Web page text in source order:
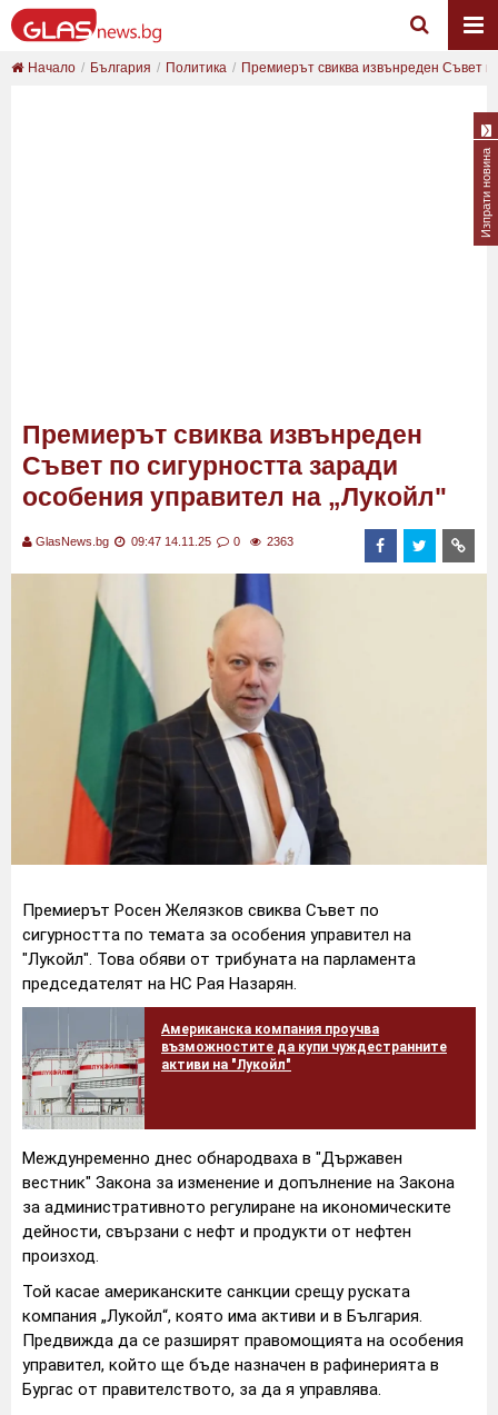
Начало България Политика Премиерът свиква извънреден Съвет
Премиерът свиква извънреден
Съвет по сигурността заради
особения управител на „Лукойл"
GlasNews.bg 09:47 14.11.25 0 2363
Премиерът Росен Желязков свиква Съвет по
сигурността по темата за особения управител на
"Лукойл". Това обяви от трибуната на парламента
председателят на НС Рая Назарян.
Американска компания проучва
възможностите да купи чуждестранните
активи на "Лукойл"
Междунременно днес обнародваха в "Държавен
вестник" Закона за изменение и допълнение на Закона
за административното регулиране на икономическите
дейности, свързани с нефт и продукти от нефтен
произход.
Той касае американските санкции срещу руската
компания „Лукойл“, която има активи и в България.
Предвижда да се разширят правомощията на особения
управител, който ще бъде назначен в рафинерията в
Бургас от правителството, за да я управлява.
Изпрати новина